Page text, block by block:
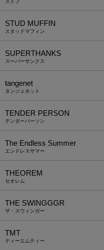
ストフ
STUD MUFFIN
スタッドマフィン
SUPERTHANKS
スーパーサンクス
tangenet
タンジェネット
TENDER PERSON
テンダーパーソン
The Endless Summer
エンドレスサマー
THEOREM
セオレム
THE SWINGGGR
ザ・スウィンガー
TMT
ティーエムティー